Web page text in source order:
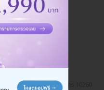
รุงเทพมหานคร 10260
นา เขตบางนา กรุงเทพมหานคร 10260